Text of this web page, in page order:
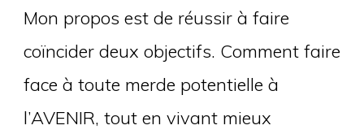
Mon propos est de réussir à faire
coïncider deux objectifs. Comment faire
face à toute merde potentielle à
l’AVENIR, tout en vivant mieux